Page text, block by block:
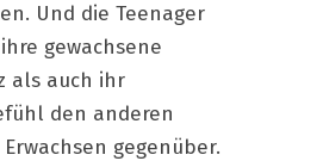
Und die Teenager
gewachsene
als auch ihr
den anderen
gegenüber.